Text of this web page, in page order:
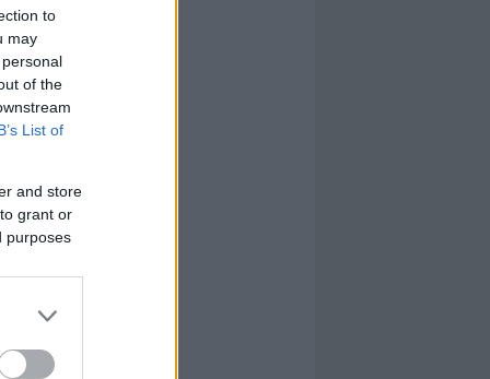
to
may
of the
List of
and store
grant or
purposes